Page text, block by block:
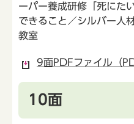
ーパー養成研修「死にた
できること／シルバー人
教室
9面PDFファイル（
10面